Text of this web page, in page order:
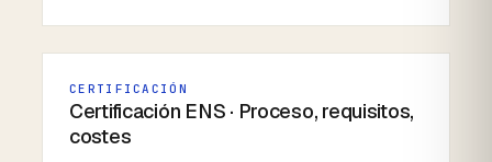
CERTIFICACIÓN
Certificación ENS · Proceso, requisitos,
costes